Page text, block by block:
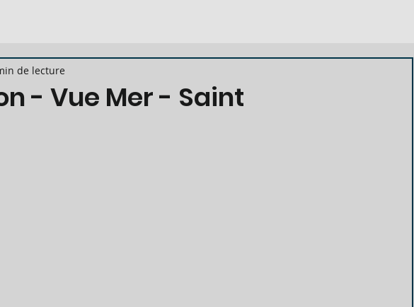
- Vue Mer - Saint
de lecture